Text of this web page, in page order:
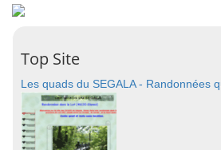
Top Site
Les quads du SEGALA - Randonnées